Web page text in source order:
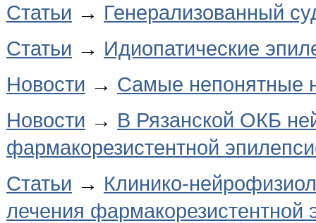
Статьи → Генерализованный
Статьи → Идиопатические
Новости → Самые непонятные
Новости → В Рязанской ОКБ
фармакорезистентной
Статьи → Клинико-
лечения фармакорезистентной